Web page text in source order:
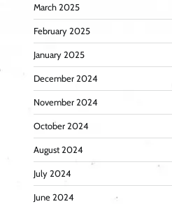
March 2025
February 2025
January 2025
December 2024
November 2024
October 2024
August 2024
July 2024
June 2024